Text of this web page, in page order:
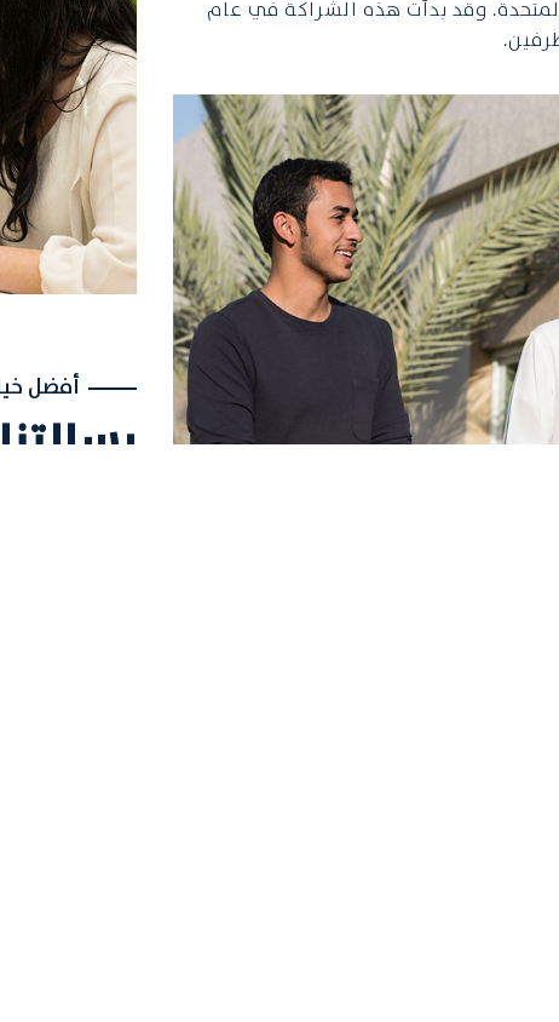
وقد بدأت هذه الشراكة في عام
أفضل
رسالتنا